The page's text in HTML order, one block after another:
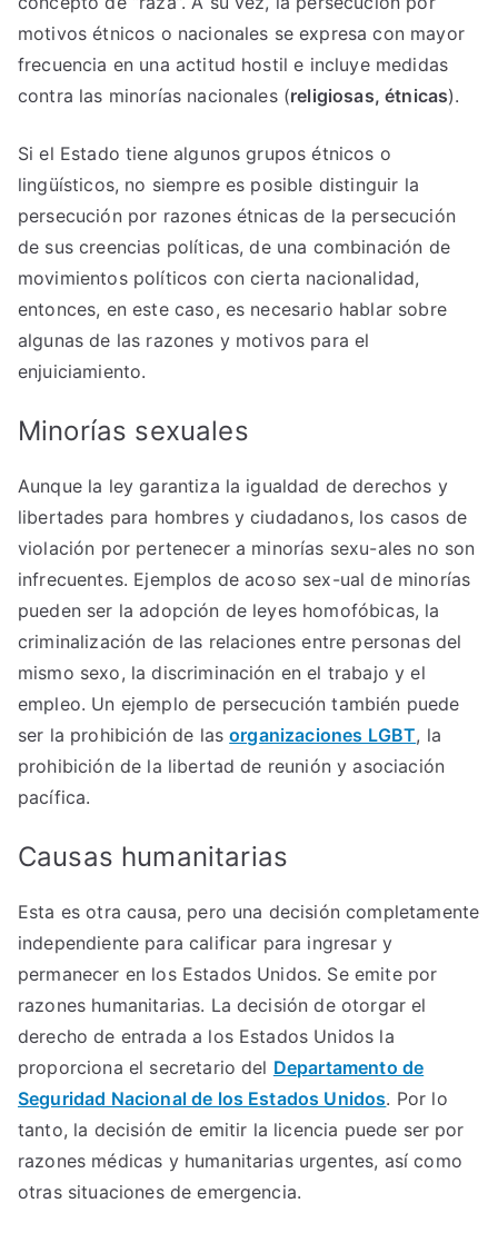
motivos étnicos o nacionales se expresa con mayor
frecuencia en una actitud hostil e incluye medidas
contra las minorías nacionales (religiosas, étnicas).
Si el Estado tiene algunos grupos étnicos o
lingüísticos, no siempre es posible distinguir la
persecución por razones étnicas de la persecución
de sus creencias políticas, de una combinación de
movimientos políticos con cierta nacionalidad,
entonces, en este caso, es necesario hablar sobre
algunas de las razones y motivos para el
enjuiciamiento.
Minorías sexuales
Aunque la ley garantiza la igualdad de derechos y
libertades para hombres y ciudadanos, los casos de
violación por pertenecer a minorías sexu-ales no son
infrecuentes. Ejemplos de acoso sex-ual de minorías
pueden ser la adopción de leyes homofóbicas, la
criminalización de las relaciones entre personas del
mismo sexo, la discriminación en el trabajo y el
empleo. Un ejemplo de persecución también puede
ser la prohibición de lasorganizaciones LGBT, la
prohibición de la libertad de reunión y asociación
pacífica.
Causas humanitarias
Esta es otra causa, pero una decisión completamente
independiente para calificar para ingresar y
permanecer en los Estados Unidos. Se emite por
razones humanitarias. La decisión de otorgar el
derecho de entrada a los Estados Unidos la
proporciona el secretario del Departamento de
Seguridad Nacional de los Estados Unidos. Por lo
tanto, la decisión de emitir la licencia puede ser por
razones médicas y humanitarias urgentes, así como
otras situaciones de emergencia.